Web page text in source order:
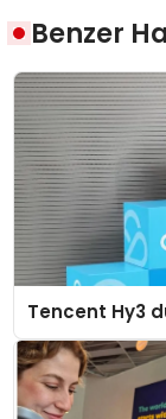
Benzer
Tencent Hy3